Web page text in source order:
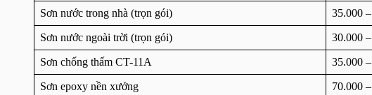
Sơn nước trong nhà (trọn gói) 35.000 –
Sơn nước ngoài trời (trọn gói) 30.000 –
Sơn chống thấm CT-11A 35.000 –
Sơn epoxy nền xưởng 70.000 –